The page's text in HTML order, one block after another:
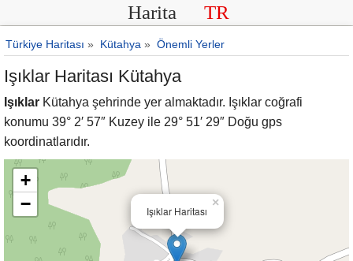
Harita TR
Türkiye Haritası » Kütahya » Önemli Yerler
Işıklar Haritası Kütahya
Işıklar Kütahya şehrinde yer almaktadır. Işıklar coğrafi
konumu 39° 2′ 57″ Kuzey ile 29° 51′ 29″ Doğu gps
koordinatlarıdır.
Işıklar Haritası
×
+
−